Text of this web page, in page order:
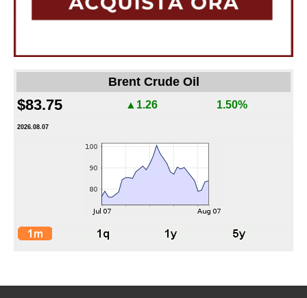
Brent Crude Oil
$83.75 ▲1.26 1.50%
2026.08.07